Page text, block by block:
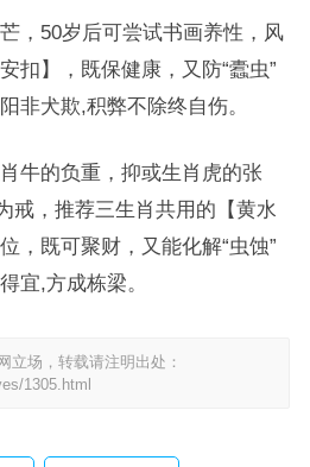
，50岁后可尝试书画养性，风
扣】，既保健康，又防“蠹虫”
非犬欺,积弊不除终自伤。
牛的负重，抑或生肖虎的张
戒，推荐三生肖共用的【黄水
，既可聚财，又能化解“虫蚀”
宜,方成栋梁。
立场，转载请注明出处：
1305.html